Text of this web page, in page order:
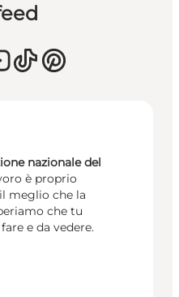
nazionale del
è proprio
meglio che la
che tu
e da vedere.